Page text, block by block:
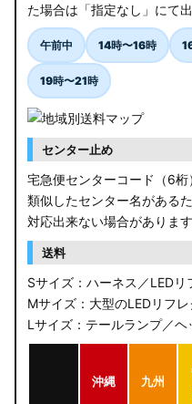
た場合は「指定なし」にて出
午前中 14時〜16時
19時〜21時
センター止め
宅急便センターコード（6桁
類似したセンター名がある
対応出来ない場合があります
送料
Sサイズ：ハーネス／LED
Mサイズ：大型のLEDリフ
Lサイズ：テールランプ／
沖縄 九州